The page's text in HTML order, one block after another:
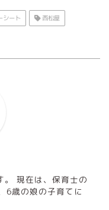
シート 西松屋
。 現在は、保育士の
6歳の娘の子育てに